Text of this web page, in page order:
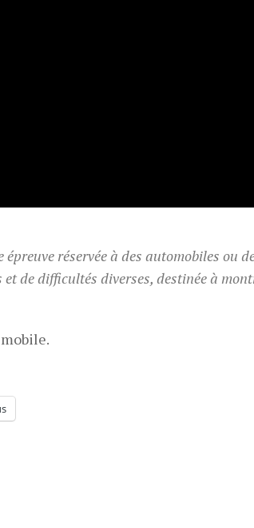
épreuve réservée à des automobiles ou
de difficultés diverses, destinée à